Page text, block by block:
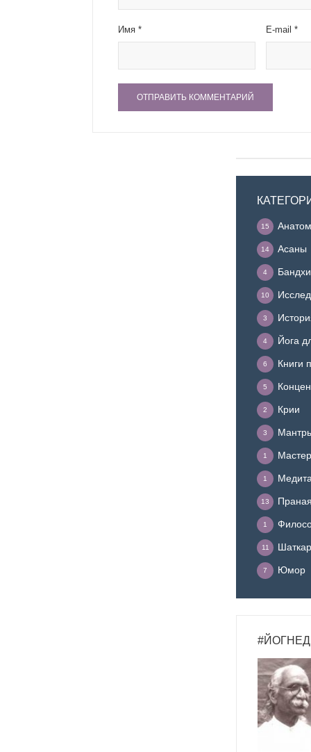
Имя * E-mail*
15
Асаны
14
Бандхи
4
10
3
Йога
4
Книги
6
5
Крии
2
3
1
1
13
1
11
Юмор
7